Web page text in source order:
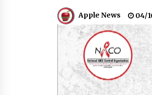
देहरा पुलिस की
करोड़के सोने के
05/08/
हिमाचल में
शिमला CM
05/08/2026
Apple News 04/